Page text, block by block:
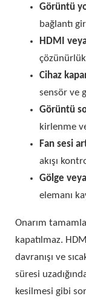
Görüntü
bağlantı
HDMI
Cihaz
sensör ve
Görüntü
kirlenme
Fan sesi
akışı
Gölge
elemanı
Onarım
kapatılmaz.
davranışı ve
süresi
kesilmesi gibi